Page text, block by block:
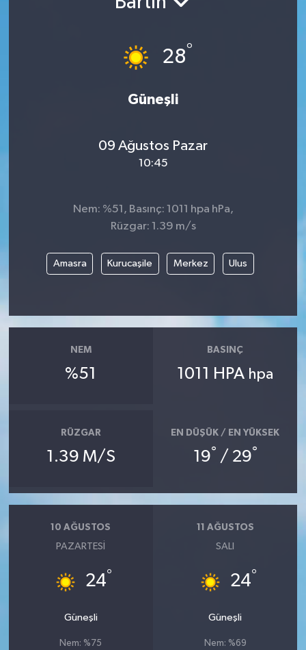
28°
Güneşli
09 Ağustos Pazar
10:45
Nem: %51, Basınç: 1011 hpa hPa,
Rüzgar: 1.39 m/s
Amasra Kurucaşile Merkez Ulus
NEM
%51
BASINÇ
1011 HPA hpa
RÜZGAR
1.39 M/S
EN DÜŞÜK / EN YÜKSEK
19° / 29°
10 AĞUSTOS
PAZARTESI
24°
Güneşli
Nem: %75
11 AĞUSTOS
SALI
24°
Güneşli
Nem: %69